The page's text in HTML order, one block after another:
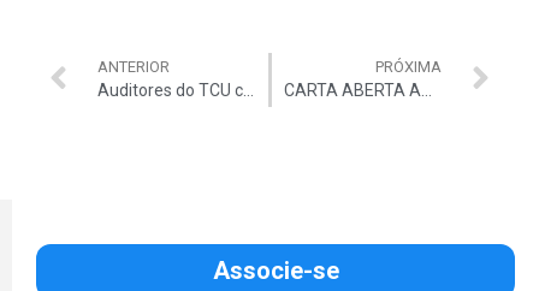
ANTERIOR
Auditores do TCU conquistam vários títulos no Nordestão 2015
PRÓXIMA
CARTA ABERTA AO CONGRESSO NACIONAL
Associe-se